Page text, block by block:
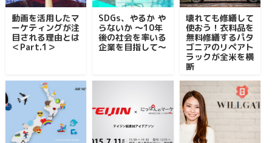
動画を活用したマ
ーケティングが注
目される理由とは
＜Part.1＞
SDGs、やるか や
らないか ～10年
後の社会を率いる
企業を目指して～
壊れても修繕して
使おう！衣料品を
無料修繕するパタ
ゴニアのリペアト
ラックが全米を横
断